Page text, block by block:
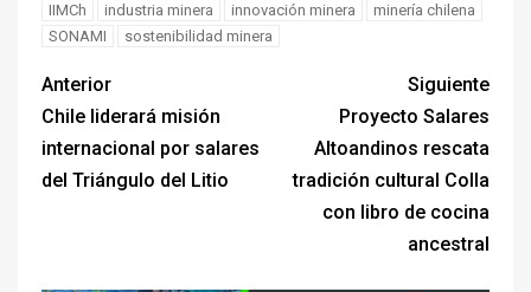
IIMCh
industria minera innovación minera
minería chilena
SONAMI
sostenibilidad minera
Anterior
Chile liderará misión
internacional por salares
del Triángulo del Litio
Siguiente
Proyecto Salares
Altoandinos rescata
tradición cultural Colla
con libro de cocina
ancestral